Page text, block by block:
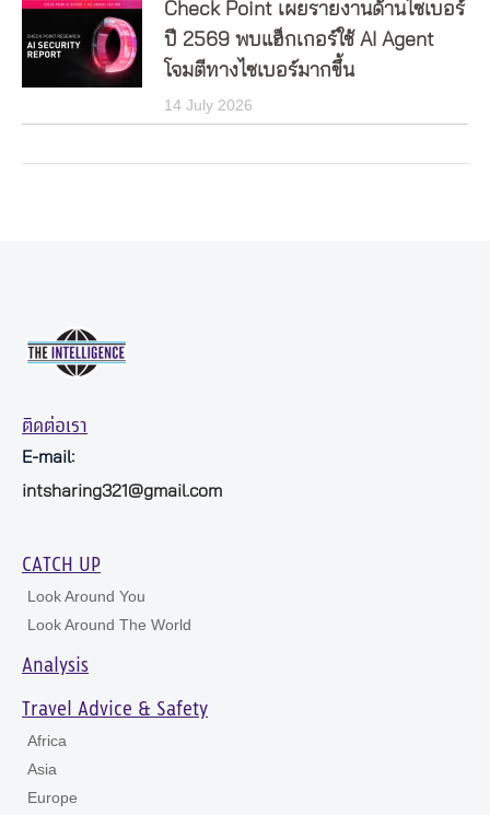
Check Point เผยรายงานด้านไซเบอร์
ปี 2569 พบแฮ็กเกอร์ใช้ AI Agent
โจมตีทางไซเบอร์มากขึ้น
14 July 2026
ติดต่อเรา
E-mail:
intsharing321@gmail.com
CATCH UP
Look Around You
Look Around The World
Analysis
Travel Advice & Safety
Africa
Asia
Europe